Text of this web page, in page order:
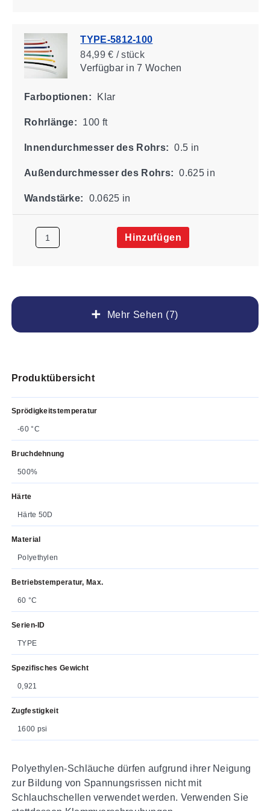
Mehr Sehen (7)
TYPE-5812-100
84,99 € / stück
Verfügbarin 7 Wochen
Farboptionen: Klar
Rohrlänge: 100 ft
Innendurchmesser des Rohrs: 0.5 in
Außendurchmesser des Rohrs: 0.625 in
Wandstärke: 0.0625 in
Hinzufügen
Produktübersicht
Sprödigkeitstemperatur
-60 °C
Bruchdehnung
500%
Härte
Härte 50D
Material
Polyethylen
Betriebstemperatur, Max.
60 °C
Serien-ID
TYPE
Spezifisches Gewicht
0,921
Zugfestigkeit
1600 psi
Polyethylen-Schläuche dürfen aufgrund ihrer Neigung
zur Bildung von Spannungsrissen nicht mit
Schlauchschellen verwendet werden. Verwenden Sie